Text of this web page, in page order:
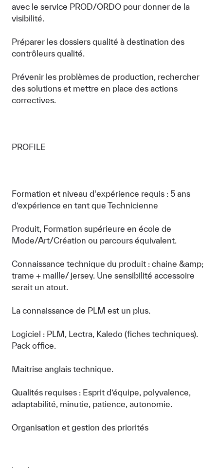
avec le service PROD/ORDO pour donner de la
visibilité.
Préparer les dossiers qualité à destination des
contrôleurs qualité.
Prévenir les problèmes de production, rechercher
des solutions et mettre en place des actions
correctives.
PROFILE
Formation et niveau d'expérience requis : 5 ans
d’expérience en tant que Technicienne
Produit, Formation supérieure en école de
Mode/Art/Création ou parcours équivalent.
Connaissance technique du produit : chaine &amp;
trame + maille/ jersey. Une sensibilité accessoire
serait un atout.
La connaissance de PLM est un plus.
Logiciel : PLM, Lectra, Kaledo (fiches techniques).
Pack office.
Maitrise anglais technique.
Qualités requises : Esprit d’équipe, polyvalence,
adaptabilité, minutie, patience, autonomie.
Organisation et gestion des priorités